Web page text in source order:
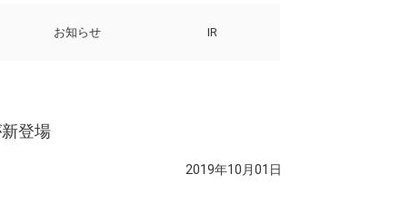
お知らせ IR
登場
2019年10月01日